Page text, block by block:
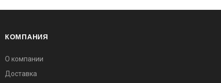
КОМПАНИЯ
О компании
Доставка